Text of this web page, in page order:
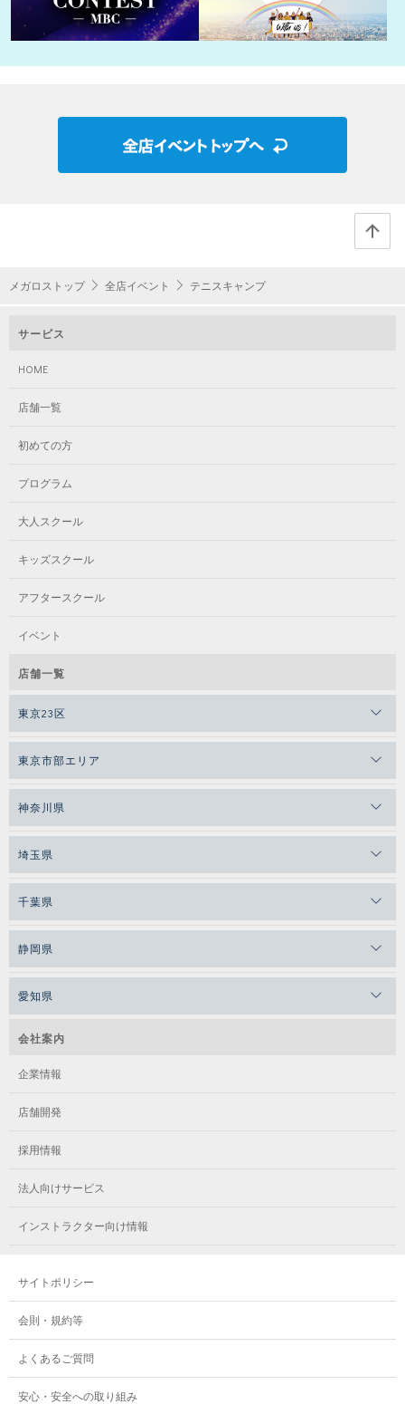
メガロストップ 全店イベント テニスキャンプ
サービス
HOME
店舗一覧
初めての方
プログラム
大人スクール
キッズスクール
アフタースクール
イベント
店舗一覧
東京23区
東京市部エリア
神奈川県
埼玉県
千葉県
静岡県
愛知県
会社案内
企業情報
店舗開発
採用情報
法人向けサービス
インストラクター向け情報
サイトポリシー
会則・規約等
よくあるご質問
安心・安全への取り組み